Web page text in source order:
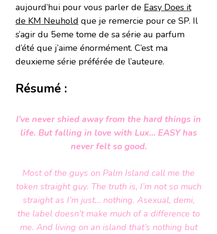
aujourd’hui pour vous parler de Easy Does it
de KM Neuhold que je remercie pour ce SP. Il
s’agir du 5eme tome de sa série au parfum
d’été que j’aime énormément. C’est ma
deuxieme série préférée de l’auteure.
Résumé :
I’ve never shied away from the hard things in
life. But falling in love with Lux… EASYhas
never felt so good.
Most of the guys on Palm Island call me the
token straight guy. The truth is, I’m not so much
straight as I’m just… nothing. Asexual, demi,
the label doesn’t make much of a difference to
me. And living on an island that’s nothing but